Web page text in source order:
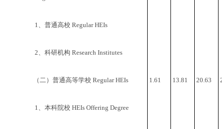
1、普通高校 Regular HEIs
2、科研机构 Research Institutes
（二）普通高等学校 Regular HEIs 1.61 13.81 20.63
1、本科院校 HEIs Offering Degree